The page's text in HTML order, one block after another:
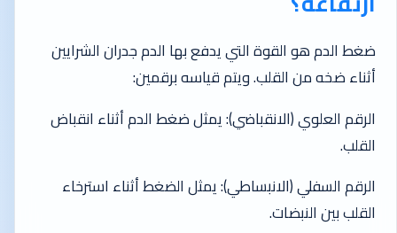
ضغط الدم هو القوة التي يدفع بها الدم جدران الشرايين
أثناء ضخه من القلب. ويتم قياسه برقمين:
الرقم العلوي (الانقباضي): يمثل ضغط الدم أثناء انقباض
القلب.
الرقم السفلي (الانبساطي): يمثل الضغط أثناء استرخاء
القلب بين النبضات.